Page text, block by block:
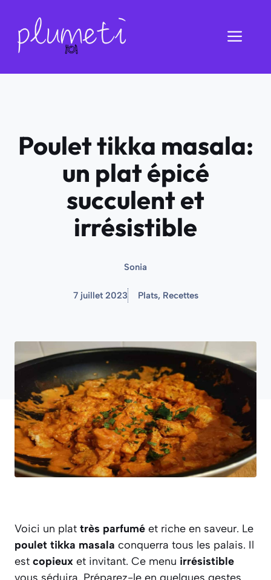
contenu
Poulet tikka masala:
un plat épicé
succulent et
irrésistible
Sonia
7 juillet 2023 Plats, Recettes
Voici un plat très parfumé et riche en saveur. Le
poulet tikka masala conquerra tous les palais. Il
est copieux et invitant. Ce menu irrésistible